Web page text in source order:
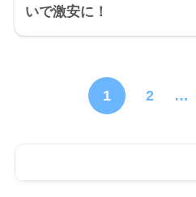
いで激安に！
1 2 …